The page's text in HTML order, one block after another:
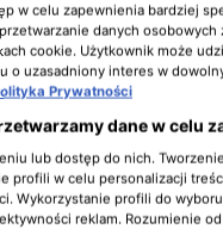
w celu zapewnienia bardziej
danych osobowych
cookie. Użytkownik może
o uzasadniony interes w
Prywatności
dane w celu
lub dostęp do nich.
profili w celu personalizacji
Wykorzystanie profili do
reklam. Rozumienie